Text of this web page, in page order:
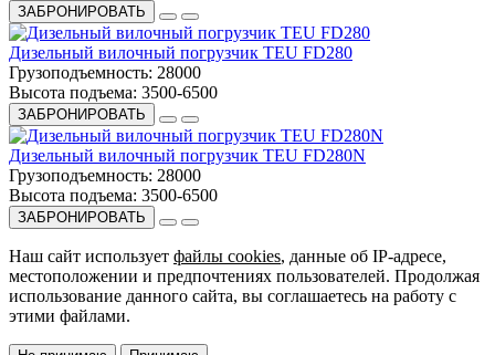
ЗАБРОНИРОВАТЬ
Дизельный вилочный погрузчик TEU FD280
Грузоподъемность: 28000
Высота подъема: 3500-6500
ЗАБРОНИРОВАТЬ
Дизельный вилочный погрузчик TEU FD280N
Грузоподъемность: 28000
Высота подъема: 3500-6500
ЗАБРОНИРОВАТЬ
Наш сайт использует файлы cookies, данные об IP-адресе,
местоположении и предпочтениях пользователей. Продолжая
использование данного сайта, вы соглашаетесь на работу с
этими файлами.